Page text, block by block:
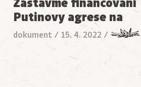
Putinovy agrese na
dokument /15. 4. 2022 /